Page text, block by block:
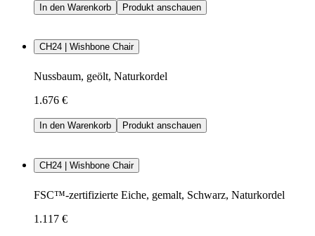
In den Warenkorb Produkt anschauen
CH24 | Wishbone Chair
Nussbaum, geölt, Naturkordel
1.676 €
In den Warenkorb Produkt anschauen
CH24 | Wishbone Chair
FSC™-zertifizierte Eiche, gemalt, Schwarz, Naturkordel
1.117 €